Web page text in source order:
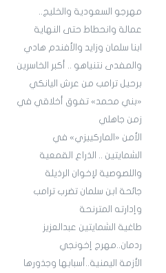
مهرجو السعودية والخليج..
عمالة وانحطاط حتى النهاية
ابنا سلمان وزايد والأفندم هادي
والمفدى نتنياهو .. أكبر الخاسرين
برحيل ترامب من عرش اليانكي
«بني محمد» تفوق أخلاقي في
زمن جاهلي
الأمن «الماركييزي» في
الشمايتين .. الذراع القمعية
واللصوصية لإخوان الرذيلة
جائحة ابن سلمان تضرب ترامب
وإدارته المترنحة
طاغية الشمايتين عبدالعزيز
ردمان..مهرج إخونجي
الأزمة اليمنية..أسبابها وجذورها